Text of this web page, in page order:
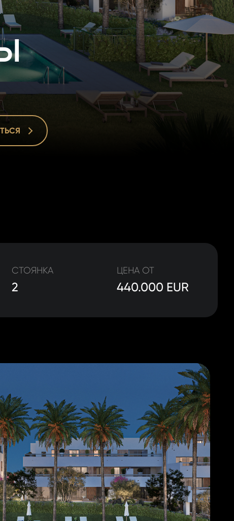
СТОЯНКА
2
ЦЕНА ОТ
440.000 EUR